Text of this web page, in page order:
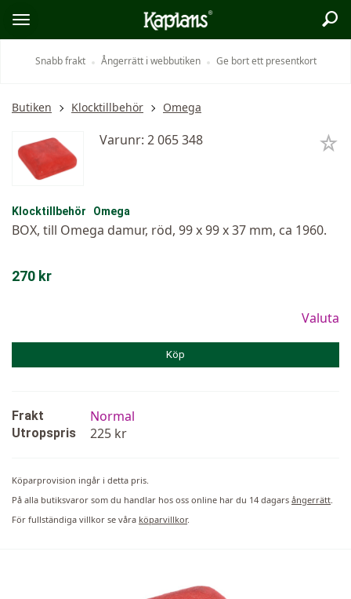
Logo Sök
Öppna/stäng
meny
Snabb frakt Ångerrätt i webbutiken Ge bort ett presentkort
Butiken Klocktillbehör Omega
Varunr: 2 065 348
Klocktillbehör Omega
BOX, till Omega damur, röd, 99 x 99 x 37 mm, ca 1960.
270 kr
Valuta
Köp
Frakt Normal
Utropspris 225 kr
Köparprovision ingår i detta pris.
På alla butiksvaror som du handlar hos oss online har du 14 dagars ångerrätt
För fullständiga villkor se våra köparvillkor.